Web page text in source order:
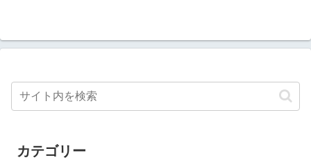
カテゴリー